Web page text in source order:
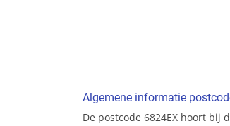
Algemene informatie
De postcode 6824EX hoort bij